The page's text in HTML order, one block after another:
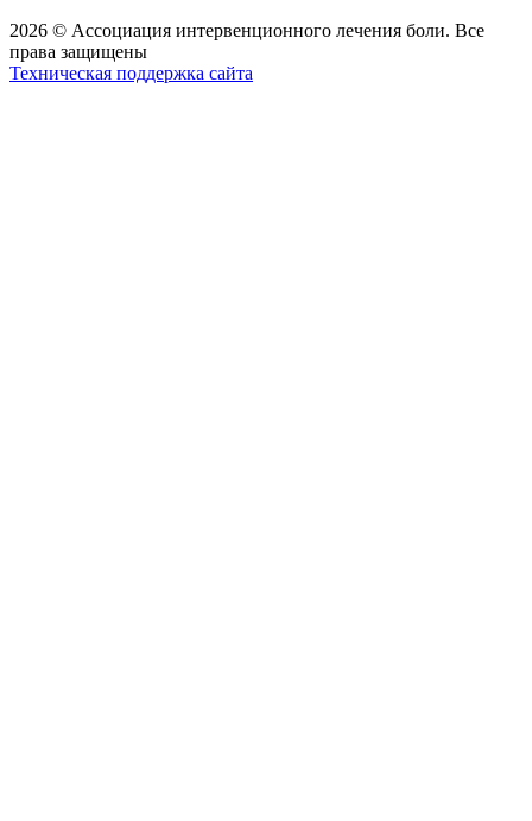
2026 © Ассоциация интервенционного лечения боли. Все
права защищены
Техническая поддержка сайта